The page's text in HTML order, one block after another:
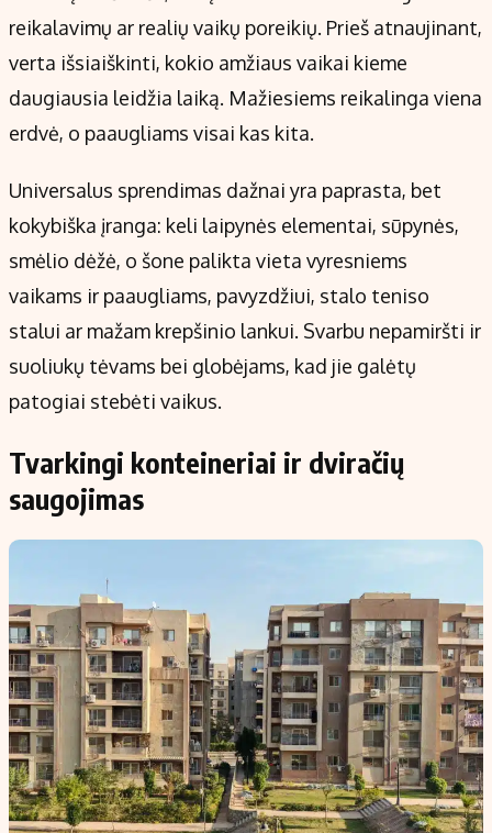
reikalavimų ar realių vaikų poreikių. Prieš atnaujinant,
verta išsiaiškinti, kokio amžiaus vaikai kieme
daugiausia leidžia laiką. Mažiesiems reikalinga viena
erdvė, o paaugliams visai kas kita.
Universalus sprendimas dažnai yra paprasta, bet
kokybiška įranga: keli laipynės elementai, sūpynės,
smėlio dėžė, o šone palikta vieta vyresniems
vaikams ir paaugliams, pavyzdžiui, stalo teniso
stalui ar mažam krepšinio lankui. Svarbu nepamiršti ir
suoliukų tėvams bei globėjams, kad jie galėtų
patogiai stebėti vaikus.
Tvarkingi konteineriai ir dviračių
saugojimas